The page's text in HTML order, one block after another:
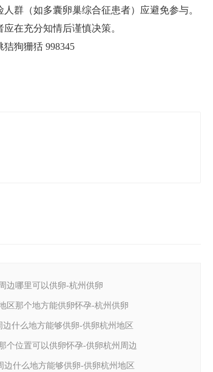
群（如多囊卵巢综合征患者）应避免参与‌。
在充分知情后谨慎决策。
狥狦狧 998345
边哪里可以供卵-杭州供卵
区那个地方能供卵怀孕-杭州供卵
边什么地方能够供卵-供卵杭州地区
个位置可以供卵怀孕-供卵杭州周边
边什么地方能够供卵-供卵杭州地区